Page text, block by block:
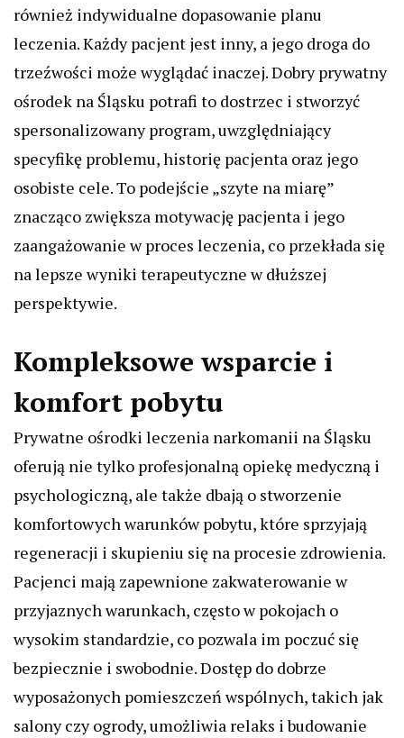
również indywidualne dopasowanie planu
leczenia. Każdy pacjent jest inny, a jego droga do
trzeźwości może wyglądać inaczej. Dobry prywatny
ośrodek na Śląsku potrafi to dostrzec i stworzyć
spersonalizowany program, uwzględniający
specyfikę problemu, historię pacjenta oraz jego
osobiste cele. To podejście „szyte na miarę”
znacząco zwiększa motywację pacjenta i jego
zaangażowanie w proces leczenia, co przekłada się
na lepsze wyniki terapeutyczne w dłuższej
perspektywie.
Kompleksowe wsparcie i
komfort pobytu
Prywatne ośrodki leczenia narkomanii na Śląsku
oferują nie tylko profesjonalną opiekę medyczną i
psychologiczną, ale także dbają o stworzenie
komfortowych warunków pobytu, które sprzyjają
regeneracji i skupieniu się na procesie zdrowienia.
Pacjenci mają zapewnione zakwaterowanie w
przyjaznych warunkach, często w pokojach o
wysokim standardzie, co pozwala im poczuć się
bezpiecznie i swobodnie. Dostęp do dobrze
wyposażonych pomieszczeń wspólnych, takich jak
salony czy ogrody, umożliwia relaks i budowanie